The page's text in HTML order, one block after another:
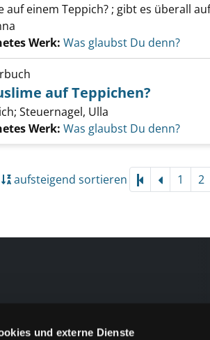
und externe Dienste
einem Teppich? ; gibt es überall
Werk: Was glaubst Du denn?
auf Teppichen?
; Steuernagel, Ulla
Werk: Was glaubst Du denn?
aufsteigend sortieren 1 2